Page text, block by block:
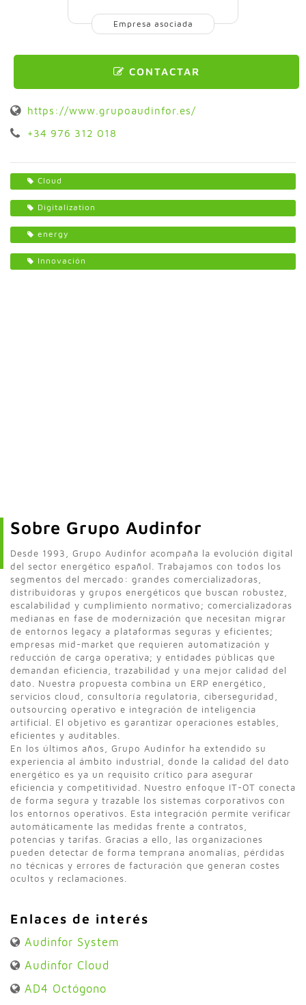
Empresa asociada
CONTACTAR
https://www.grupoaudinfor.es/
+34 976 312 018
Cloud
Digitalization
energy
Innovación
Sobre Grupo Audinfor
Desde 1993, Grupo Audinfor acompaña la evolución digital
del sector energético español. Trabajamos con todos los
segmentos del mercado: grandes comercializadoras,
distribuidoras y grupos energéticos que buscan robustez,
escalabilidad y cumplimiento normativo; comercializadoras
medianas en fase de modernización que necesitan migrar
de entornos legacy a plataformas seguras y eficientes;
empresas mid-market que requieren automatización y
reducción de carga operativa; y entidades públicas que
demandan eficiencia, trazabilidad y una mejor calidad del
dato. Nuestra propuesta combina un ERP energético,
servicios cloud, consultoría regulatoria, ciberseguridad,
outsourcing operativo e integración de inteligencia
artificial. El objetivo es garantizar operaciones estables,
eficientes y auditables.
En los últimos años, Grupo Audinfor ha extendido su
experiencia al ámbito industrial, donde la calidad del dato
energético es ya un requisito crítico para asegurar
eficiencia y competitividad. Nuestro enfoque IT-OT conecta
de forma segura y trazable los sistemas corporativos con
los entornos operativos. Esta integración permite verificar
automáticamente las medidas frente a contratos,
potencias y tarifas. Gracias a ello, las organizaciones
pueden detectar de forma temprana anomalías, pérdidas
no técnicas y errores de facturación que generan costes
ocultos y reclamaciones.
Enlaces de interés
Audinfor System
Audinfor Cloud
AD4 Octógono